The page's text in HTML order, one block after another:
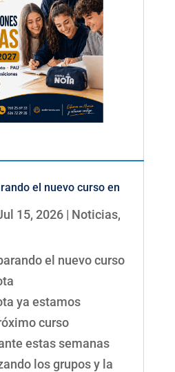
el nuevo curso en
15, 2026| Noticias,
el nuevo curso
ya estamos
curso
estas semanas
los grupos y la